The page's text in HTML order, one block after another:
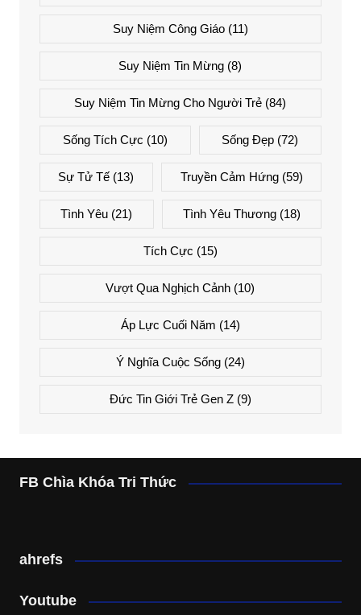
Suy Niệm Công Giáo(11)
Suy Niệm Tin Mừng (8)
Suy Niệm Tin Mừng Cho Người Trẻ (84)
Sống Tích Cực (10) Sống Đẹp (72)
Sự Tử Tế (13) Truyền Cảm Hứng(59)
Tình Yêu (21) Tình Yêu Thương(18)
Tích Cực (15)
Vượt Qua Nghịch Cảnh (10)
Áp Lực Cuối Năm (14)
Ý Nghĩa Cuộc Sống(24)
Đức Tin Giới Trẻ Gen Z(9)
FB Chìa Khóa Tri Thức
ahrefs
Youtube